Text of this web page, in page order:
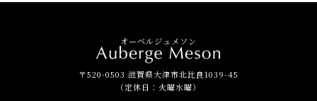
オーベルジュメソン
〒520-0503 滋賀県大津市北比良1039-45
（定休日：火曜水曜）